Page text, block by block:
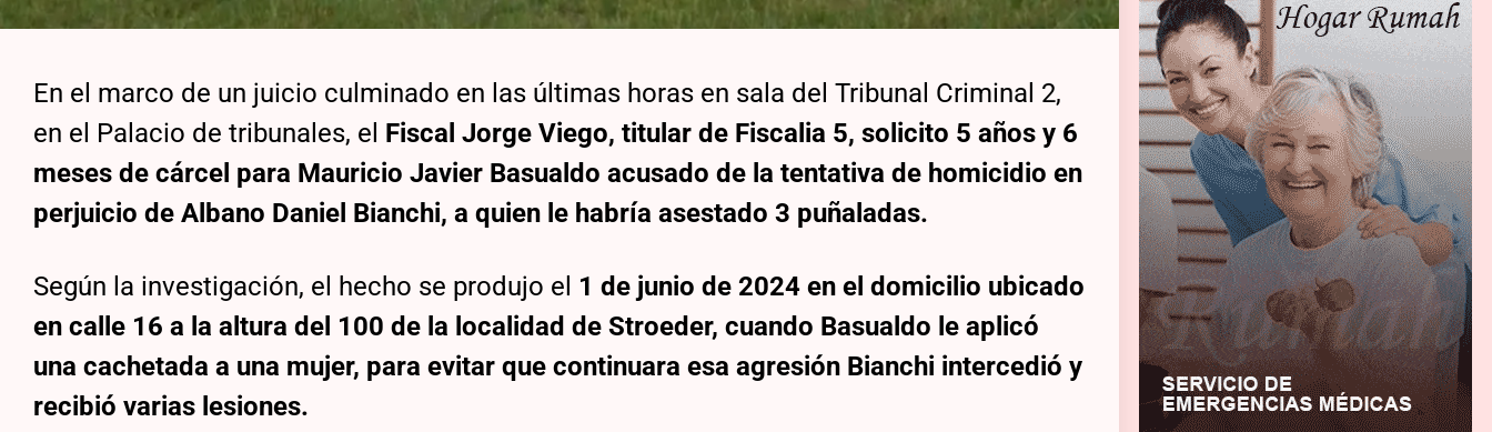
En el marco de un juicio culminado en las últimas horas en sala del Tribunal Criminal 2,
en el Palacio de tribunales, el Fiscal Jorge Viego, titular de Fiscalia 5, solicito 5 años y 6
meses de cárcel para Mauricio Javier Basualdo acusado de la tentativa de homicidio en
perjuicio de Albano Daniel Bianchi, a quien le habría asestado 3 puñaladas.
Según la investigación, el hecho se produjo el 1 de junio de 2024 en el domicilio ubicado
en calle 16 a la altura del 100 de la localidad de Stroeder, cuando Basualdo le aplicó
una cachetada a una mujer, para evitar que continuara esa agresión Bianchi intercedió y
recibió varias lesiones.